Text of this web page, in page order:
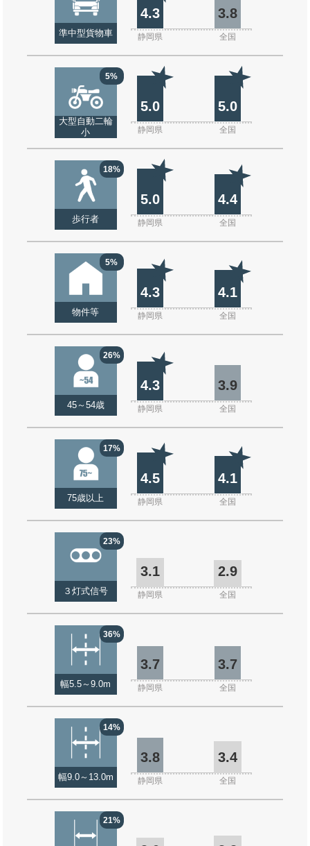
準中型貨物車
4.3 3.8
静岡県 全国
5%
大型自動二輪
小
5.0 5.0
静岡県 全国
18%
歩行者
5.0 4.4
静岡県 全国
5%
物件等
4.3 4.1
静岡県 全国
26%
45～54歳
4.3 3.9
静岡県 全国
17%
75歳以上
4.5 4.1
静岡県 全国
23%
３灯式信号
3.1 2.9
静岡県 全国
36%
幅5.5～9.0m
3.7 3.7
静岡県 全国
14%
幅9.0～13.0m
3.8 3.4
静岡県 全国
21%